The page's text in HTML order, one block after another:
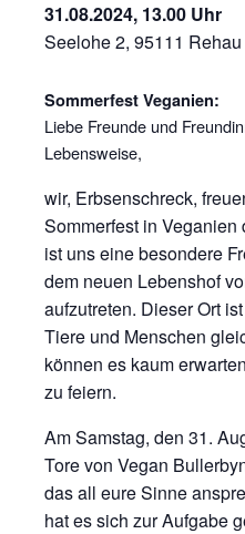
31.08.2024, 13.00 Uhr
Seelohe 2, 95111 Rehau
Sommerfest Veganien:
Liebe Freunde und
Lebensweise,
wir, Erbsenschreck,
Sommerfest in
ist uns eine besondere
dem neuen Lebenshof
aufzutreten. Dieser Ort
Tiere und Menschen
können es kaum
zu feiern.
Am Samstag, den 31.
Tore von Vegan
das all eure Sinne
hat es sich zur Aufgabe